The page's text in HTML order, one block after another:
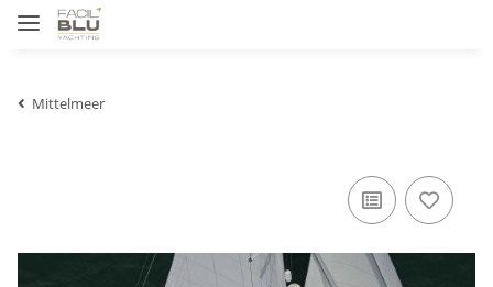
Mittelmeer